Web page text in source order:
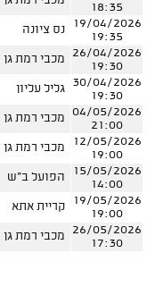
18:35
19/04/2026
19:35
נס ציונה
26/04/2026
19:30
מכבי רמת גן
30/04/2026
19:30
גליל עליון
04/05/2026
21:00
מכבי רמת גן
12/05/2026
19:00
מכבי רמת גן
15/05/2026
14:00
הפועל ב"ש
19/05/2026
19:00
קריית אתא
26/05/2026
17:30
מכבי רמת גן